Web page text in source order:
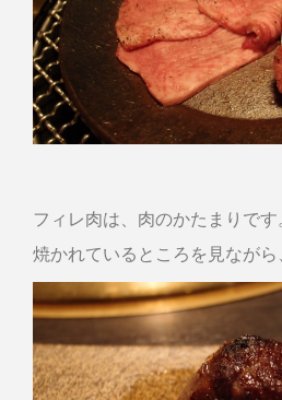
フィレ肉は、肉のかたまりです
焼かれているところを見ながら